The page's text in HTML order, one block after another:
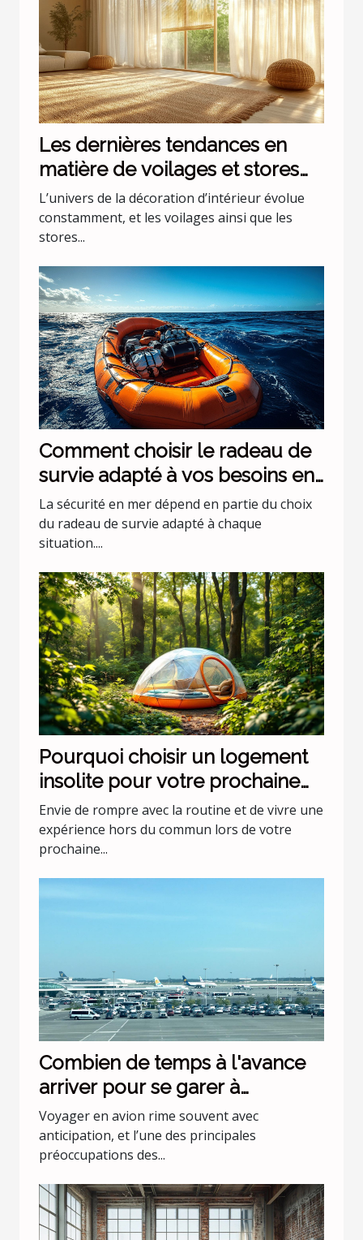
Les dernières tendances en
matière de voilages et stores
pour intérieurs
L’univers de la décoration d’intérieur évolue
constamment, et les voilages ainsi que les
stores...
Comment choisir le radeau de
survie adapté à vos besoins en
mer ?
La sécurité en mer dépend en partie du choix
du radeau de survie adapté à chaque
situation....
Pourquoi choisir un logement
insolite pour votre prochaine
escapade ?
Envie de rompre avec la routine et de vivre une
expérience hors du commun lors de votre
prochaine...
Combien de temps à l'avance
arriver pour se garer à
l'aéroport Lyon Saint Exupéry ?
Voyager en avion rime souvent avec
anticipation, et l’une des principales
préoccupations des...